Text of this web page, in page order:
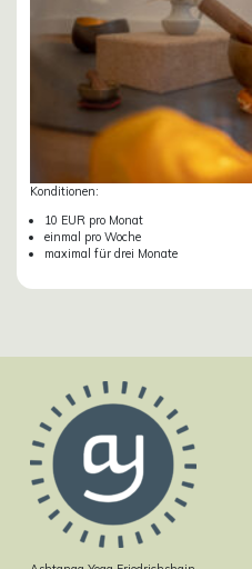
Konditionen:
10 EUR pro Monat
einmal pro Woche
maximal für drei Monate